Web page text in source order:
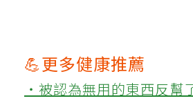
💪更多健康推薦
‧被認為無用的東西反幫